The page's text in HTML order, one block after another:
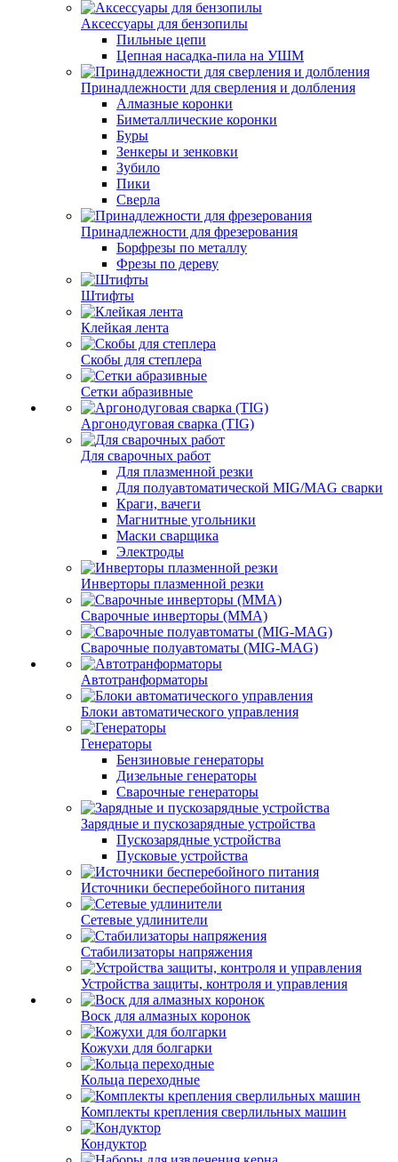
Аксессуары для бензопилы
Пильные цепи
Цепная насадка-пила на УШМ
Принадлежности для сверления и долбления
Алмазные коронки
Биметаллические коронки
Буры
Зенкеры и зенковки
Зубило
Пики
Сверла
Принадлежности для фрезерования
Борфрезы по металлу
Фрезы по дереву
Штифты
Клейкая лента
Скобы для степлера
Сетки абразивные
Аргонодуговая сварка (TIG)
Для сварочных работ
Для плазменной резки
Для полуавтоматической MIG/MAG сварки
Краги, вачеги
Магнитные угольники
Маски сварщика
Электроды
Инверторы плазменной резки
Сварочные инверторы (MMA)
Сварочные полуавтоматы (MIG-MAG)
Автотранформаторы
Блоки автоматического управления
Генераторы
Бензиновые генераторы
Дизельные генераторы
Сварочные генераторы
Зарядные и пускозарядные устройства
Пускозарядные устройства
Пусковые устройства
Источники бесперебойного питания
Сетевые удлинители
Стабилизаторы напряжения
Устройства защиты, контроля и управления
Воск для алмазных коронок
Кожухи для болгарки
Кольца переходные
Комплекты крепления сверлильных машин
Кондуктор